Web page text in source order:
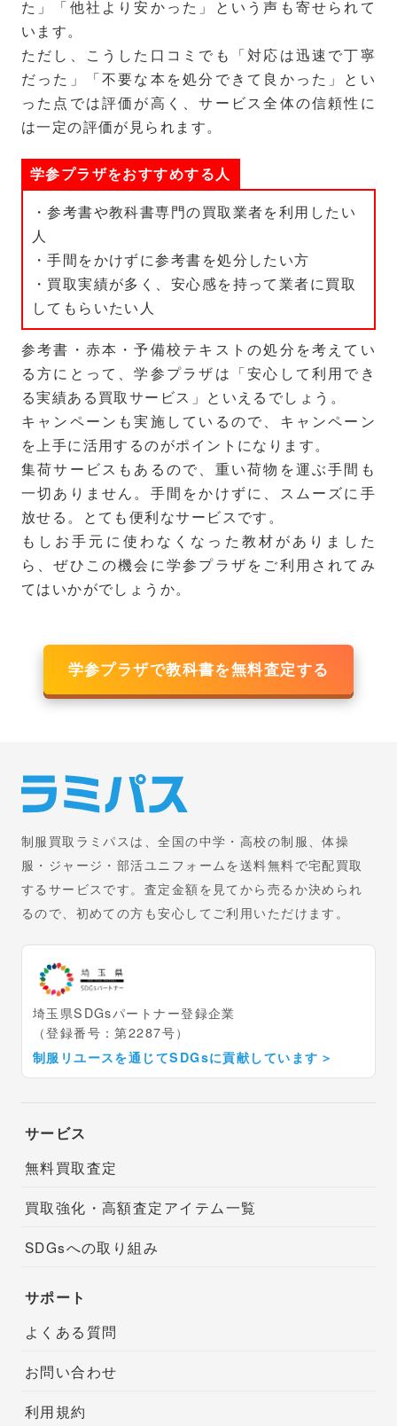
た」「他社より安かった」という声も寄せられて
います。
ただし、こうした口コミでも「対応は迅速で丁寧
だった」「不要な本を処分できて良かった」とい
った点では評価が高く、サービス全体の信頼性に
は一定の評価が見られます。
学参プラザをおすすめする人
・参考書や教科書専門の買取業者を利用したい
人
・手間をかけずに参考書を処分したい方
・買取実績が多く、安心感を持って業者に買取
してもらいたい人
参考書・赤本・予備校テキストの処分を考えてい
る方にとって、学参プラザは「安心して利用でき
る実績ある買取サービス」といえるでしょう。
キャンペーンも実施しているので、キャンペーン
を上手に活用するのがポイントになります。
集荷サービスもあるので、重い荷物を運ぶ手間も
一切ありません。手間をかけずに、スムーズに手
放せる。とても便利なサービスです。
もしお手元に使わなくなった教材がありました
ら、ぜひこの機会に学参プラザをご利用されてみ
てはいかがでしょうか。
学参プラザで教科書を無料査定する
制服買取ラミパスは、全国の中学・高校の制服、体操
服・ジャージ・部活ユニフォームを送料無料で宅配買取
するサービスです。査定金額を見てから売るか決められ
るので、初めての方も安心してご利用いただけます。
埼玉県SDGsパートナー登録企業
（登録番号：第2287号）
制服リユースを通じてSDGsに貢献しています ＞
サービス
無料買取査定
買取強化・高額査定アイテム一覧
SDGsへの取り組み
サポート
よくある質問
お問い合わせ
利用規約